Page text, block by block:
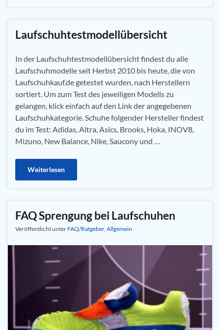
Laufschuhtestmodellübersicht
In der Laufschuhtestmodellübersicht findest du alle
Laufschuhmodelle seit Herbst 2010 bis heute, die von
Laufschuhkauf.de getestet wurden, nach Herstellern
sortiert. Um zum Test des jeweiligen Modells zu
gelangen, klick einfach auf den Link der angegebenen
Laufschuhkategorie. Schuhe folgender Hersteller findest
du im Test: Adidas, Altra, Asics, Brooks, Hoka, INOV8,
Mizuno, New Balance, Nike, Saucony und …
Weiterlesen
FAQ Sprengung bei Laufschuhen
Veröffentlicht unter FAQ/Ratgeber, Allgemein